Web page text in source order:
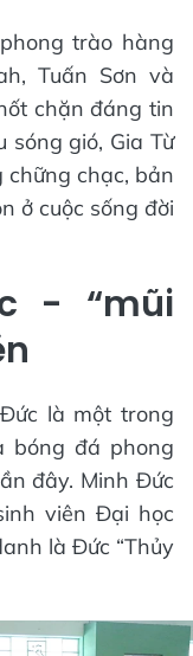
trào hàng
Tuấn Sơn và
chặn đáng tin
sóng gió, Gia Từ
chạc, bản
ở cuộc sống đời
- “mũi
là một trong
bóng đá phong
đây. Minh Đức
viên Đại học
là Đức “Thủy